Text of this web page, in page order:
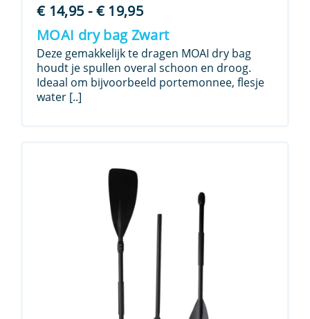
€14,95 - €19,95Prijsklasse:
€ 14,95
tot
€ 19,95
MOAI dry bag Zwart
Deze gemakkelijk te dragen MOAI dry bag
houdt je spullen overal schoon en droog.
Ideaal om bijvoorbeeld portemonnee, flesje
water [..]